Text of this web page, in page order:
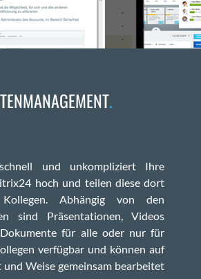
.
und unkom­pliziert Ihre
hoch und teilen diese dort
Abhängig von den
sind Präsen­ta­tio­nen, Videos
für alle oder nur für
ver­füg­bar und kön­nen auf
Weise gemein­sam bear­beit­et